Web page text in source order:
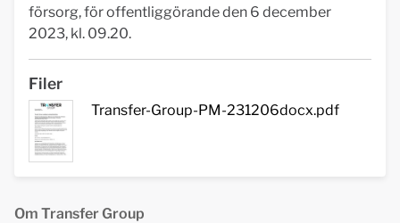
försorg, för offentliggörande den 6 december
2023, kl. 09.20.
Filer
Transfer-Group-PM-231206docx.pdf
Om Transfer Group